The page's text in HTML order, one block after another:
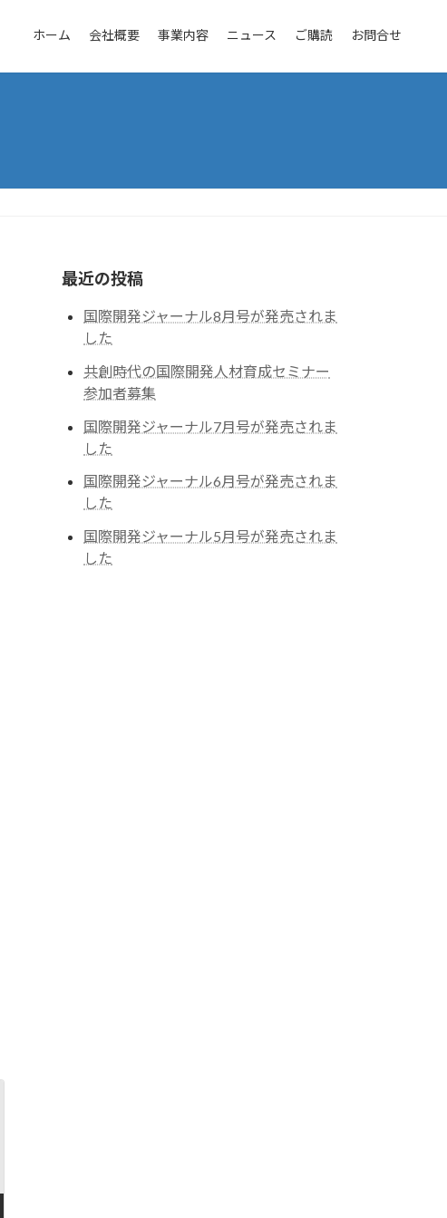
ホーム 会社概要 事業内容 ニュース ご購読 お問合せ
最近の投稿
国際開発ジャーナル8月号が発売されま
した
共創時代の国際開発人材育成セミナー
参加者募集
国際開発ジャーナル7月号が発売されま
した
国際開発ジャーナル6月号が発売されま
した
国際開発ジャーナル5月号が発売されま
した